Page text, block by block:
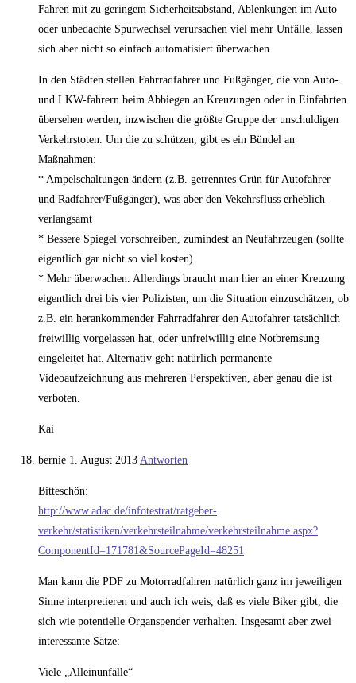
Fahren mit zu geringem Sicherheitsabstand, Ablenkungen im Auto
oder unbedachte Spurwechsel verursachen viel mehr Unfälle, lassen
sich aber nicht so einfach automatisiert überwachen.
In den Städten stellen Fahrradfahrer und Fußgänger, die von Auto-
und LKW-fahrern beim Abbiegen an Kreuzungen oder in Einfahrten
übersehen werden, inzwischen die größte Gruppe der unschuldigen
Verkehrstoten. Um die zu schützen, gibt es ein Bündel an
Maßnahmen:
* Ampelschaltungen ändern (z.B. getrenntes Grün für Autofahrer
und Radfahrer/Fußgänger), was aber den Vekehrsfluss erheblich
verlangsamt
* Bessere Spiegel vorschreiben, zumindest an Neufahrzeugen (sollte
eigentlich gar nicht so viel kosten)
* Mehr überwachen. Allerdings braucht man hier an einer Kreuzung
eigentlich drei bis vier Polizisten, um die Situation einzuschätzen, ob
z.B. ein herankommender Fahrradfahrer den Autofahrer tatsächlich
freiwillig vorgelassen hat, oder unfreiwillig eine Notbremsung
eingeleitet hat. Alternativ geht natürlich permanente
Videoaufzeichnung aus mehreren Perspektiven, aber genau die ist
verboten.
Kai
bernie 1. August 2013 Antworten
Bitteschön:
http://www.adac.de/infotestrat/ratgeber-
verkehr/statistiken/verkehrsteilnahme/verkehrsteilnahme.aspx?
ComponentId=171781&SourcePageId=48251
Man kann die PDF zu Motorradfahren natürlich ganz im jeweiligen
Sinne interpretieren und auch ich weis, daß es viele Biker gibt, die
sich wie potentielle Organspender verhalten. Insgesamt aber zwei
interessante Sätze:
Viele „Alleinunfälle“